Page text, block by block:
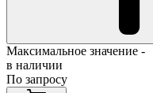
Максимальное значение -
в наличии
По запросу